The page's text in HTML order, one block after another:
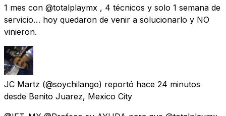
1 mes con @totalplaymx , 4 técnicos y solo 1 semana de
servicio… hoy quedaron de venir a solucionarlo y NO
vinieron.
JC Martz (@soychilango) reportó hace 24 minutos
desde Benito Juarez, Mexico City